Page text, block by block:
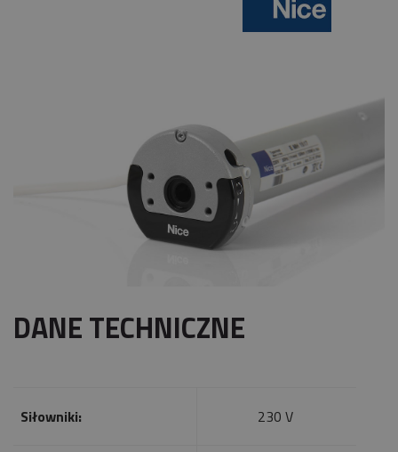
DANE TECHNICZNE
Siłowniki: 230 V